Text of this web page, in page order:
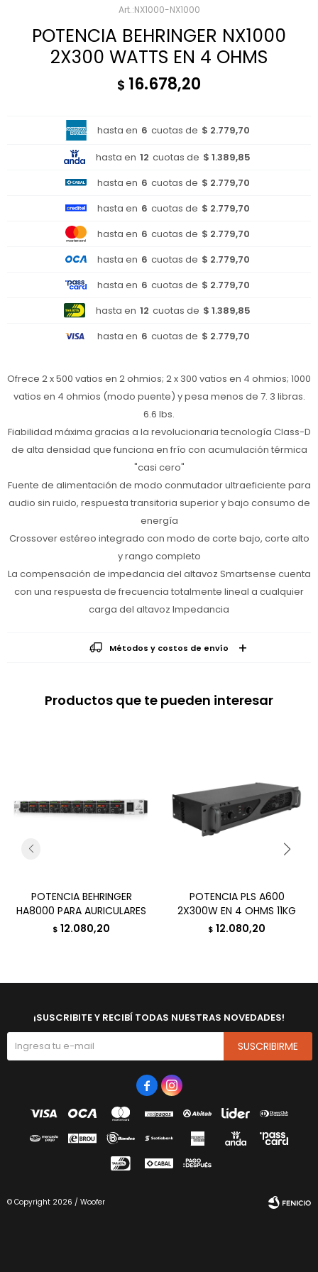
NX1000-NX1000
POTENCIA BEHRINGER NX1000
2X300 WATTS EN 4 OHMS
$ 16.678,20
hasta en 6 cuotas de $ 2.779,70
hasta en 12 cuotas de $ 1.389,85
hasta en 6 cuotas de $ 2.779,70
hasta en 6 cuotas de $ 2.779,70
hasta en 6 cuotas de $ 2.779,70
hasta en 6 cuotas de $ 2.779,70
hasta en 6 cuotas de $ 2.779,70
hasta en 12 cuotas de $ 1.389,85
hasta en 6 cuotas de $ 2.779,70
Ofrece 2 x 500 vatios en 2 ohmios; 2 x 300 vatios en 4 ohmios; 1000
vatios en 4 ohmios (modo puente) y pesa menos de 7. 3 libras.
6.6 lbs.
Fiabilidad máxima gracias a la revolucionaria tecnología Class-D
de alta densidad que funciona en frío con acumulación térmica
"casi cero"
Fuente de alimentación de modo conmutador ultraeficiente para
audio sin ruido, respuesta transitoria superior y bajo consumo de
energía
Crossover estéreo integrado con modo de corte bajo, corte alto
y rango completo
La compensación de impedancia del altavoz Smartsense cuenta
con una respuesta de frecuencia totalmente lineal a cualquier
carga del altavoz Impedancia
Métodos y costos de envío
Productos que te pueden interesar
POTENCIA BEHRINGER
HA8000 PARA AURICULARES
$ 12.080,20
POTENCIA PLS A600
2X300W EN 4 OHMS 11KG
$ 12.080,20
¡SUSCRIBITE Y RECIBÍ TODAS NUESTRAS NOVEDADES!
SUSCRIBIRME
 
© Copyright 2026 / Woofer